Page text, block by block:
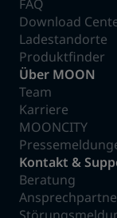
FAQ
Download
Ladestandorte
Produktfinder
Über MOON
Team
Karriere
MOONCITY
Kontakt &
Beratung